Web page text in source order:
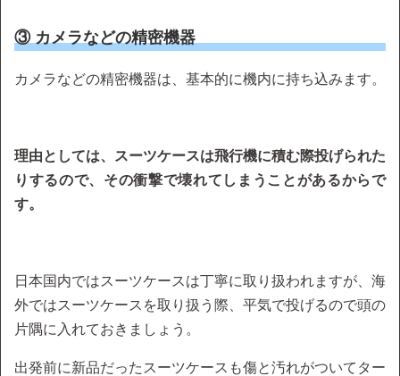
③ カメラなどの精密機器
カメラなどの精密機器は、基本的に機内に持ち込みます。
理由としては、スーツケースは飛行機に積む際投げられた
りするので、その衝撃で壊れてしまうことがあるからで
す。
日本国内ではスーツケースは丁寧に取り扱われますが、海
外ではスーツケースを取り扱う際、平気で投げるので頭の
片隅に入れておきましょう。
出発前に新品だったスーツケースも傷と汚れがついてター